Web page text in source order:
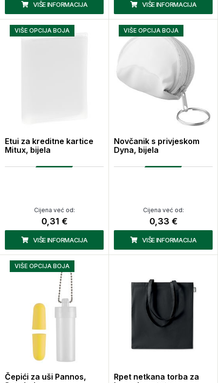
VIŠE INFORMACIJA VIŠE INFORMACIJA
VIŠE OPCIJA BOJA
Etui za kreditne kartice
Mitux, bijela
Cijena već od:
0,31 €
VIŠE INFORMACIJA
VIŠE OPCIJA BOJA
Novčanik s privjeskom
Dyna, bijela
Cijena već od:
0,33 €
VIŠE INFORMACIJA
VIŠE OPCIJA BOJA
Čepići za uši Pannos,
Rpet netkana torba za